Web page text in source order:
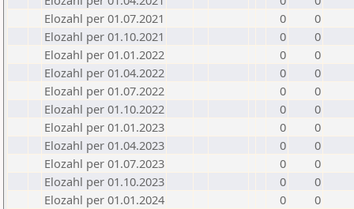
Elozahl per 01.07.2021
0
0
Elozahl per 01.10.2021
0
0
Elozahl per 01.01.2022
0
0
Elozahl per 01.04.2022
0
0
Elozahl per 01.07.2022
0
0
Elozahl per 01.10.2022
0
0
Elozahl per 01.01.2023
0
0
Elozahl per 01.04.2023
0
0
Elozahl per 01.07.2023
0
0
Elozahl per 01.10.2023
0
0
Elozahl per 01.01.2024
0
0